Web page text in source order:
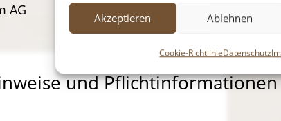
Akzeptieren Ablehnen
Cookie-RichtlinieDatenschutz
AG
und Pflicht­informationen